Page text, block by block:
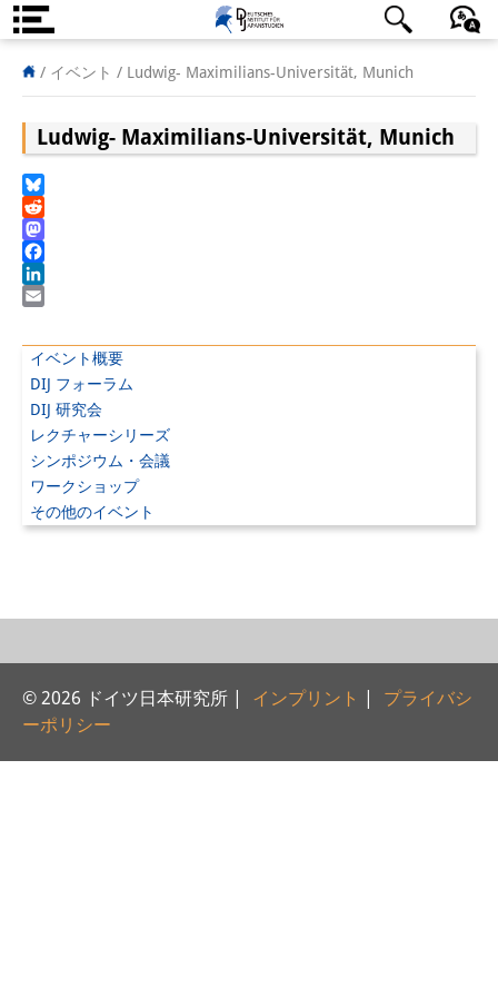
DIJ案内
チーム
ーション
リサーチ・サポート
客員研究員
奨学生
研修生
研究活動の概要
研究クラスター
日本におけるサステナビリティ
研究クラスター
日本語 English Deutsch
/ イベント / Ludwig- Maximilians-Universität, Munich
イベント概要
DIJ フォーラム
DIJ 研究会
レクチャーシリーズ
シンポジウム・会議
ワークショップ
その他のイベント
Ludwig- Maximilians-Universität, Munich
Bluesky
Reddit
Mastodon
Facebook
LinkedIn
© 2026 ドイツ日本研究所 | インプリント
プライバシ
ーポリシー